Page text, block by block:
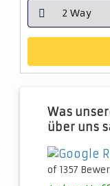
Was
über uns
of 1357